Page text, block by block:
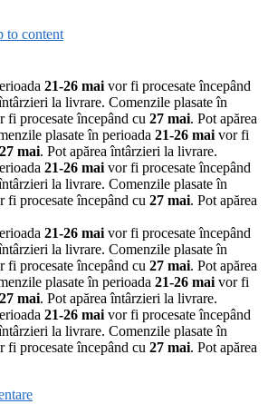
to content
21-26 mai vor fi procesate începând
la livrare. Comenzile plasate în
fi procesate începând cu 27 mai. Pot apărea
plasate în perioada 21-26 mai vor fi
27 mai. Pot apărea întârzieri la livrare.
21-26 mai vor fi procesate începând
la livrare. Comenzile plasate în
fi procesate începând cu 27 mai. Pot apărea
21-26 mai vor fi procesate începând
la livrare. Comenzile plasate în
fi procesate începând cu 27 mai. Pot apărea
plasate în perioada 21-26 mai vor fi
27 mai. Pot apărea întârzieri la livrare.
21-26 mai vor fi procesate începând
la livrare. Comenzile plasate în
fi procesate începând cu 27 mai. Pot apărea